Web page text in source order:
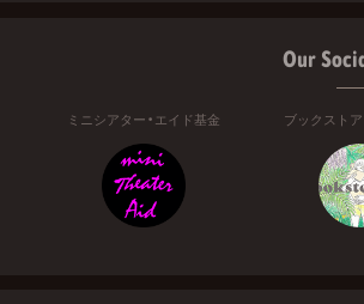
Our
ミニシアター・エイド基金 ブックスト